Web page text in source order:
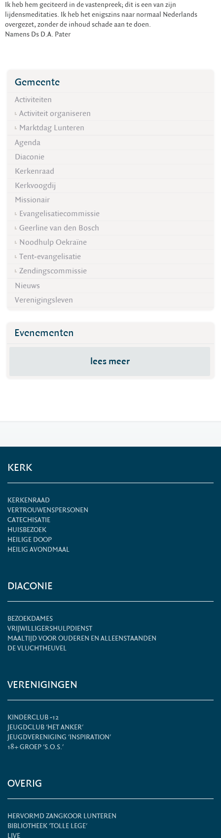
Ik heb hem geciteerd in de vastenpreek; dit is een van zijn
lijdensmeditaties. Ik heb het enigszins naar normaal Nederlands
overgezet, zonder de inhoud schade aan te doen.
Namens Ds D.A. Pater
Gemeente
Activiteiten
Activiteit organiseren
Marktdag Lunteren
Agenda
Diaconie
Kerkenraad
Kerkvoogdij
Missionair
Evangelisatiecommissie
Geerline van den Bosch
Noodhulp Oekraïne
Tent-evangelisatie
Zendingscommissie
Nieuws
Verenigingsleven
Evenementen
lees meer
KERK
KERKENRAAD
VERTROUWENSPERSONEN
CATECHISATIE
HUISBEZOEK
HEILIGE DOOP
HEILIG AVONDMAAL
DIACONIE
BEZOEKDAMES
VRIJWILLIGERSHULPDIENST
MAALTIJD VOOR OUDEREN EN ALLEENSTAANDEN
DE VLUCHTHEUVEL
VERENIGINGEN
KINDERCLUB -12
JEUGDCLUB 'HET ANKER'
JEUGDVERENIGING 'INSPIRATION'
18+ GROEP 'S.O.S.'
OVERIG
HERVORMD ZANGKOOR LUNTEREN
BIBLIOTHEEK 'TOLLE LEGE'
LIVE